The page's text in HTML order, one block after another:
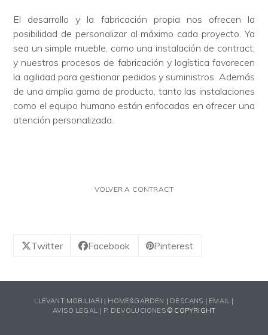
El desarrollo y la fabricación propia nos ofrecen la
posibilidad de personalizar al máximo cada proyecto. Ya
sea un simple mueble, como una instalación de contract;
y nuestros procesos de fabricación y logística favorecen
la agilidad para gestionar pedidos y suministros. Además
de una amplia gama de producto, tanto las instalaciones
como el equipo humano están enfocadas en ofrecer una
atención personalizada.
VOLVER A CONTRACT
Twitter Facebook Pinterest
LLEVANT MOBILIARI | HOME&GARDEN | DESCANS | EMAIL |
AVISO LEGAL | P. DEVOLUCIONES © COPYRIGHT